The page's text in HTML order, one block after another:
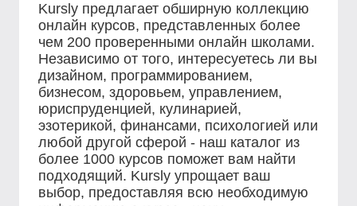
Kursly предлагает обширную коллекцию
онлайн курсов, представленных более
чем 200 проверенными онлайн школами.
Независимо от того, интересуетесь ли вы
дизайном, программированием,
бизнесом, здоровьем, управлением,
юриспруденцией, кулинарией,
эзотерикой, финансами, психологией или
любой другой сферой - наш каталог из
более 1000 курсов поможет вам найти
подходящий. Kursly упрощает ваш
выбор, предоставляя всю необходимую